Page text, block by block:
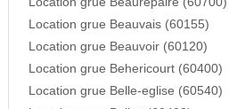
Location grue Beauvais (60155)
Location grue Beauvoir (60120)
Location grue Behericourt (60400)
Location grue Belle-eglise (60540)